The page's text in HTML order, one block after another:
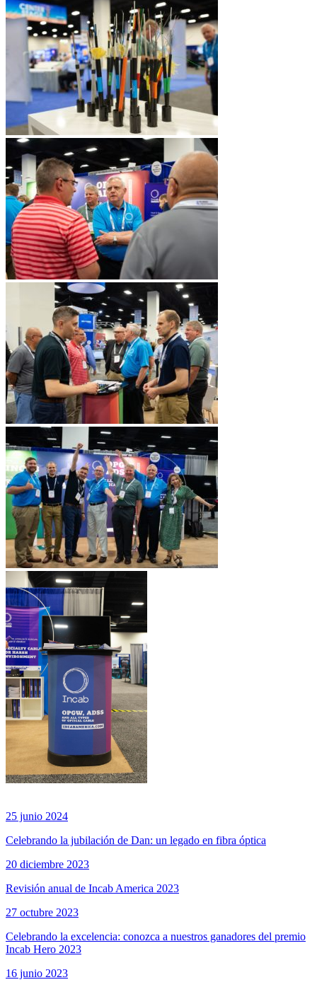
25 junio 2024
Celebrando la jubilación de Dan: un legado en fibra óptica
20 diciembre 2023
Revisión anual de Incab America 2023
27 octubre 2023
Celebrando la excelencia: conozca a nuestros ganadores del premio
Incab Hero 2023
16 junio 2023